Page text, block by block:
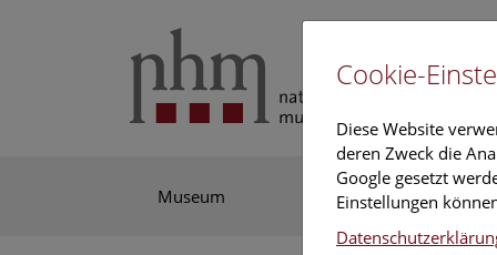
Museum Ausstellung
Cookie-
Diese Website
deren Zweck die
Google gesetzt
Einstellungen